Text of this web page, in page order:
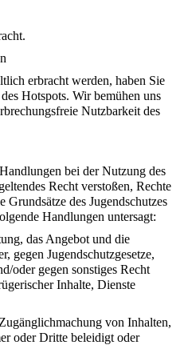
erbracht werden, haben Sie
Hotspots. Wir bemühen uns
Nutzbarkeit des
bei der Nutzung des
Recht verstoßen, Rechte
des Jugendschutzes
Handlungen untersagt:
das Angebot und die
gegen Jugendschutzgesetze,
oder gegen sonstiges Recht
Inhalte, Dienste
von Inhalten,
oder Dritte beleidigt oder